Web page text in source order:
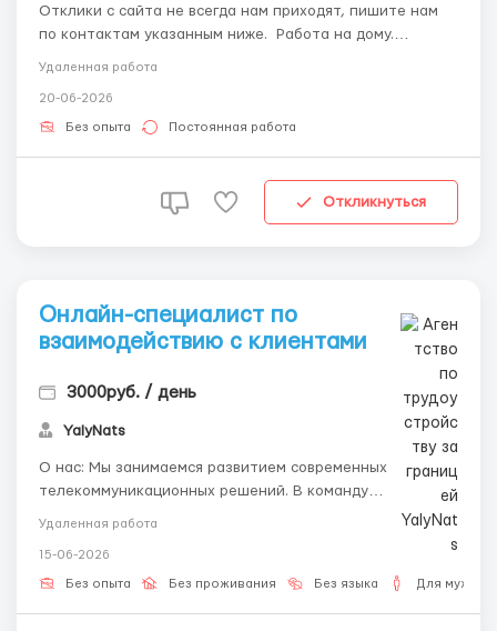
Отклики с сайта не всегда нам приходят, пишите нам
по контактам указанным ниже. Работа на дому.
Требуются сборщики канцтоваров на дому. Опыт
дому. График работы свободный, совмещение с
основной работой. Работа подходит для всей семьи.
Удаленная работа
20-06-2026
Без опыта Постоянная работа
Откликнуться
Онлайн-специалист по
взаимодействию с клиентами
3000руб. / день
YalyNats
О нас: Мы занимаемся развитием современных
телекоммуникационных решений. В команду
приглашаем новых коллег, которые помогут нам
Чем будете заниматься: Принимать и обрабатывать
заявки пользователей. Помогать в подключении и
Удаленная работа
15-06-2026
Без опыта Без проживания Без языка Для мужчин